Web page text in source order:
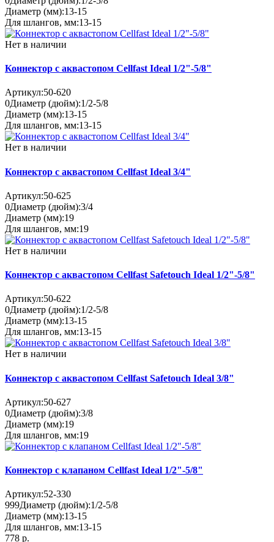
Диаметр (мм):13-15
Для шлангов, мм:13-15
Нет в наличии
Коннектор с аквастопом Cellfast Ideal 1/2"-5/8"
Артикул:50-620
0Диаметр (дюйм):1/2-5/8
Диаметр (мм):13-15
Для шлангов, мм:13-15
Нет в наличии
Коннектор с аквастопом Cellfast Ideal 3/4"
Артикул:50-625
0Диаметр (дюйм):3/4
Диаметр (мм):19
Для шлангов, мм:19
Нет в наличии
Коннектор с аквастопом Cellfast Safetouch Ideal 1/2"-5/8"
Артикул:50-622
0Диаметр (дюйм):1/2-5/8
Диаметр (мм):13-15
Для шлангов, мм:13-15
Нет в наличии
Коннектор с аквастопом Cellfast Safetouch Ideal 3/8"
Артикул:50-627
0Диаметр (дюйм):3/8
Диаметр (мм):19
Для шлангов, мм:19
Коннектор с клапаном Cellfast Ideal 1/2"-5/8"
Артикул:52-330
999Диаметр (дюйм):1/2-5/8
Диаметр (мм):13-15
Для шлангов, мм:13-15
778 р.